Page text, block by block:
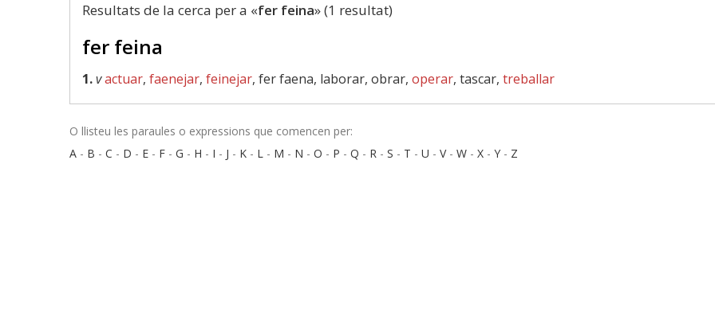
Resultats de la cerca per a «fer feina» (1 resultat)
fer feina
1.vactuar, faenejar, feinejar, fer faena, laborar, obrar, operar, tascar, treballar
O llisteu les paraules o expressions que comencen per:
A - B - C - D - E - F - G - H - I - J - K - L - M - N - O - P - Q - R - S - T - U - V- W - X - Y - Z